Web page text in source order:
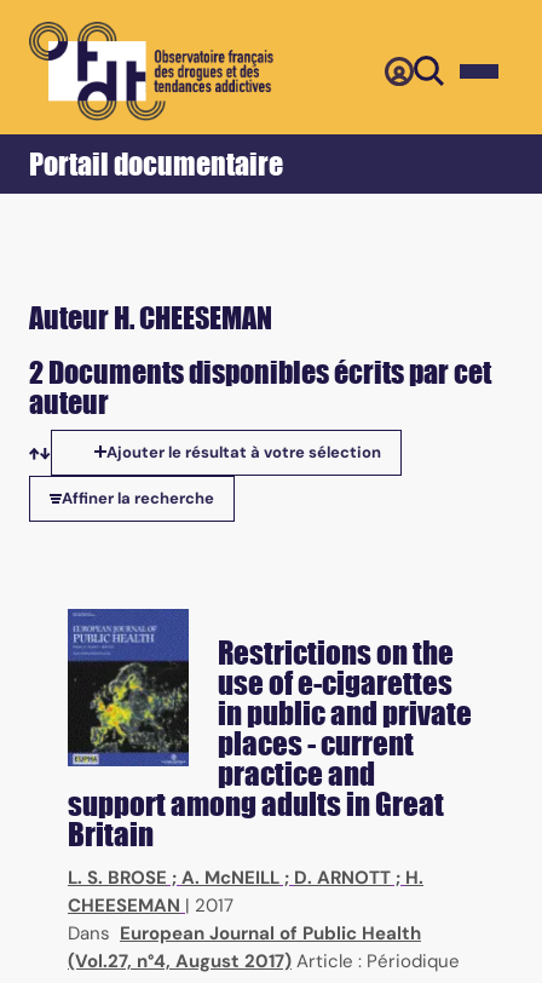
Portail documentaire
Accueil Retour
Auteur H. CHEESEMAN
2 Documents disponibles écrits par cet
auteur
Tris disponibles
Ajouter le résultat à votre sélection
Affiner la recherche
Restrictions on the
use of e-cigarettes
in public and private
places - current
practice and
support among adults in Great
Britain
L. S. BROSE ; A. McNEILL ; D. ARNOTT ; H.
CHEESEMAN | 2017
Dans European Journal of Public Health
(Vol.27, n°4, August 2017) Article : Périodique